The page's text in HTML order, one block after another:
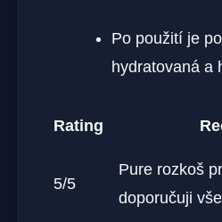
Po použití je
hydratovaná a
Rating
5/5
Pure rozkoš
doporučuji